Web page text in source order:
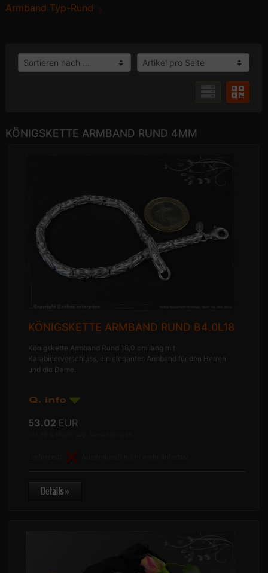
Armband Typ-Rund
KÖNIGSKETTE ARMBAND RUND 4MM
KÖNIGSKETTE ARMBAND RUND B4.0L18
Königskette Armband Rund 18,0 cm lang mit
Karabinerverschluss, ein elegantes Armband für den Herren
und die Dame.
53.02 EUR